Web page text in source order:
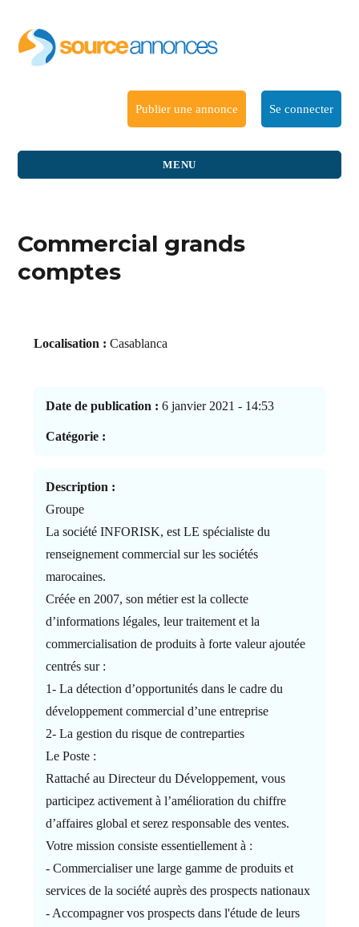
Publier une annonce Se connecter
MENU
Commercial grands
comptes
Localisation : Casablanca
Date de publication : 6 janvier 2021 - 14:53
Catégorie :
Description :
Groupe
La société INFORISK, est LE spécialiste du
renseignement commercial sur les sociétés
marocaines.
Créée en 2007, son métier est la collecte
d’informations légales, leur traitement et la
commercialisation de produits à forte valeur ajoutée
centrés sur :
1- La détection d’opportunités dans le cadre du
développement commercial d’une entreprise
2- La gestion du risque de contreparties
Le Poste :
Rattaché au Directeur du Développement, vous
participez activement à l’amélioration du chiffre
d’affaires global et serez responsable des ventes.
Votre mission consiste essentiellement à :
- Commercialiser une large gamme de produits et
services de la société auprès des prospects nationaux
- Accompagner vos prospects dans l'étude de leurs